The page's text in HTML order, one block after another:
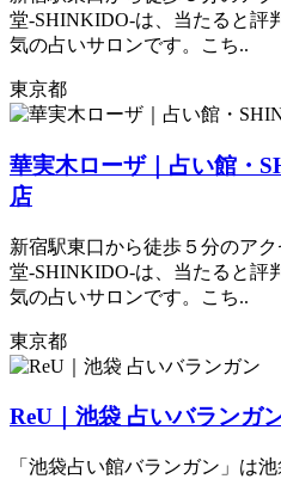
堂-SHINKIDO-は、当たると評
気の占いサロンです。こち..
東京都
華実木ローザ｜占い館・
店
新宿駅東口から徒歩５分のア
堂-SHINKIDO-は、当たると評
気の占いサロンです。こち..
東京都
ReU｜池袋 占いバランガ
「池袋占い館バランガン」は